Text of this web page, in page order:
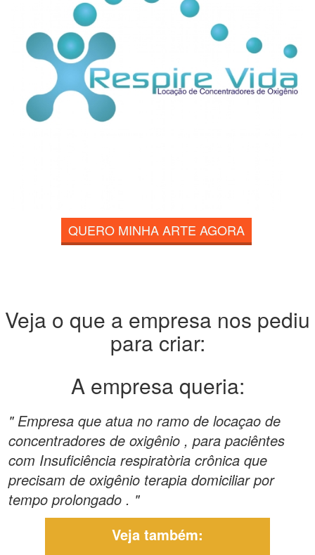
QUERO MINHA ARTE AGORA
Veja o que a empresa nos pediu
para criar:
A empresa queria:
" Empresa que atua no ramo de locaçao de
concentradores de oxigênio , para paciêntes
com Insuficiência respiratòria crônica que
precisam de oxigênio terapia domiciliar por
tempo prolongado . "
Veja também: